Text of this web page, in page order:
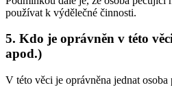
používat k výdělečné činnosti.
5. Kdo je oprávněn v této
apod.)
V této věci je oprávněna jednat osoba